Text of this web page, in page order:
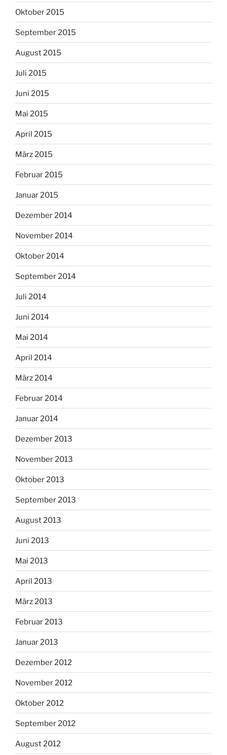
Oktober 2015
September 2015
August 2015
Juli 2015
Juni 2015
Mai 2015
April 2015
März 2015
Februar 2015
Januar 2015
Dezember 2014
November 2014
Oktober 2014
September 2014
Juli 2014
Juni 2014
Mai 2014
April 2014
März 2014
Februar 2014
Januar 2014
Dezember 2013
November 2013
Oktober 2013
September 2013
August 2013
Juni 2013
Mai 2013
April 2013
März 2013
Februar 2013
Januar 2013
Dezember 2012
November 2012
Oktober 2012
September 2012
August 2012